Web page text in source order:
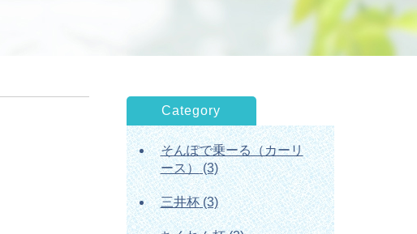
Category
そんぽで乗ーる（カーリ
ース）(3)
三井杯(3)